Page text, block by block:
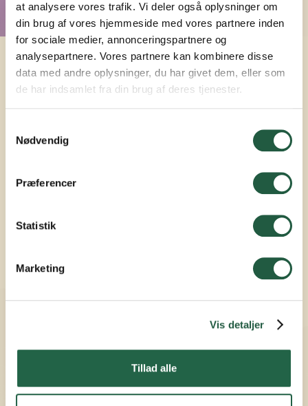
at analysere vores trafik. Vi deler også oplysninger om
din brug af vores hjemmeside med vores partnere inden
for sociale medier, annonceringspartnere og
analysepartnere. Vores partnere kan kombinere disse
data med andre oplysninger, du har givet dem, eller som
de har indsamlet fra din brug af deres tjenester.
Nødvendig
Præferencer
Statistik
Marketing
Vis detaljer
Tillad alle